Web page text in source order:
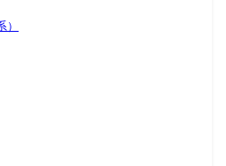
る社内デ
業務に最適なプラットフォームを導
立的なデータ活用を実現します。 こ
向上、資金調達の機会拡大等を目的と